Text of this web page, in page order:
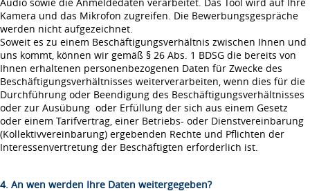
Kamera und das Mikrofon zugreifen. Die Bewerbungsgespräche
werden nicht aufgezeichnet.
Soweit es zu einem Beschäftigungsverhältnis zwischen Ihnen und
uns kommt, können wir gemäß § 26 Abs. 1 BDSG die bereits von
Ihnen erhaltenen personenbezogenen Daten für Zwecke des
Beschäftigungsverhältnisses weiterverarbeiten, wenn dies für die
Durchführung oder Beendigung des Beschäftigungsverhältnisses
oder zur Ausübung oder Erfüllung der sich aus einem Gesetz
oder einem Tarifvertrag, einer Betriebs- oder Dienstvereinbarung
(Kollektivvereinbarung) ergebenden Rechte und Pflichten der
Interessenvertretung der Beschäftigten erforderlich ist.
4. An wen werden Ihre Daten weitergegeben?